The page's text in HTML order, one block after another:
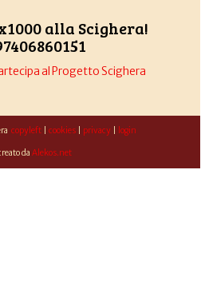
alla Scighera!
al Progetto Scighera
copyleft| cookies| privacy| login
da Alekos.net